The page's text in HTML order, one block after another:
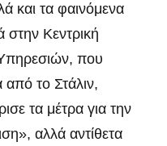
και τα φαινόμενα
στην Κεντρική
που
το Στάλιν,
τα μέτρα για την
αλλά αντίθετα